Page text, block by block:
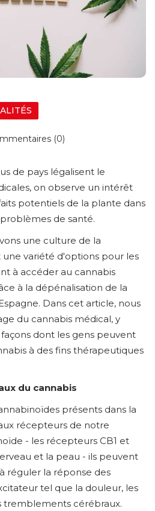
(0)
de pays légalisent le
on observe un intérêt
potentiels de la plante dans
de santé.
une culture de la
une variété d'options pour les
à accéder au cannabis
à la dépénalisation de la
Dans cet article, nous
du cannabis médical, y
dont les gens peuvent
à des fins thérapeutiques
du cannabis
présents dans la
récepteurs de notre
- les récepteurs CB1 et
et la peau - ils peuvent
réguler la réponse des
tel que la douleur, les
tremblements cérébraux.